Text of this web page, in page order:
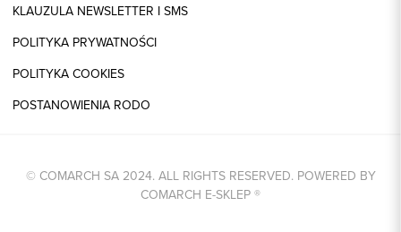
KLAUZULA NEWSLETTER I SMS
POLITYKA PRYWATNOŚCI
POLITYKA COOKIES
POSTANOWIENIA RODO
© COMARCH SA 2024. ALL RIGHTS RESERVED. POWERED BY
COMARCH E-SKLEP®